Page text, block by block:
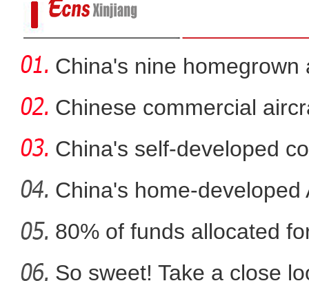
新疆乌什县：22余万亩冬小
China's nine homegrown
in
Chinese commercial
fli
China's self-developed
co
China's home-
80% of funds allocated
So sweet! Take a close